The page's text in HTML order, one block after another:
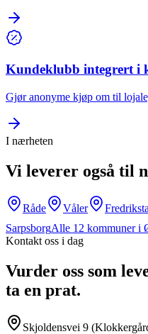
Kundeklubb integrert i
Gjør anonyme kjøp om til
I nærheten
Vi leverer også til
Råde Våler
SarpsborgAlle 12 kommuner i
Kontakt oss i dag
Vurder oss som
ta en prat.
Skjoldensvei 9